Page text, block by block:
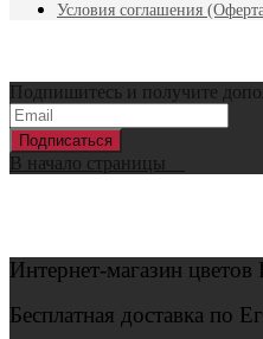
Условия соглашения
Подпишитесь и получите
Подписаться
В начало страницы
Интернет-магазин цветов
Бесплатная доставка по